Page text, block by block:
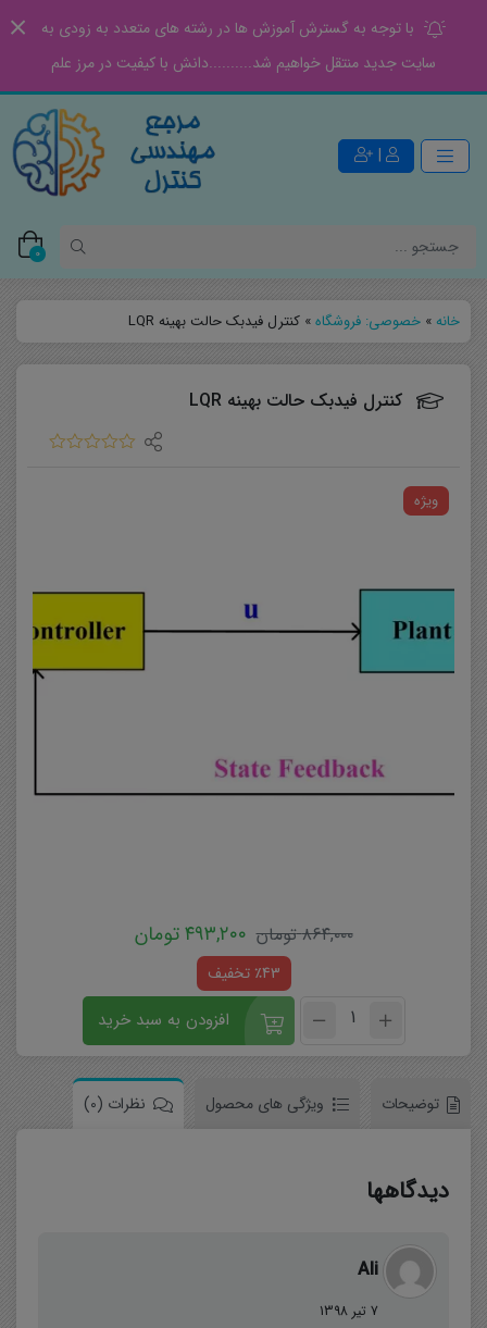
با توجه به گسترش آموزش ها در رشته های متعدد به زودی به
سایت جدید منتقل خواهیم شد..........دانش با کیفیت در مرز علم
|
0
خانه» خصوصی: فروشگاه» کنترل فیدبک حالت بهینه LQR
کنترل فیدبک حالت بهینه LQR
ویژه
۸۶۴,۰۰۰ تومان ۴۹۳,۲۰۰تومان
٪43 تخفیف
افزودن به سبد خرید
توضیحات ویژگی های محصول نظرات (0)
دیدگاهها
Ali
7 تیر 1398